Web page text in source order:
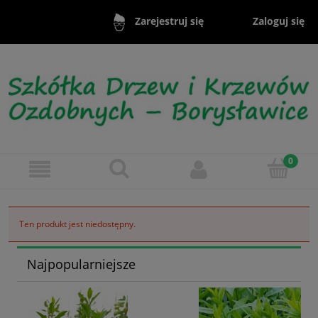
Zarejestruj się Zaloguj się
Ten produkt jest niedostępny.
Najpopularniejsze